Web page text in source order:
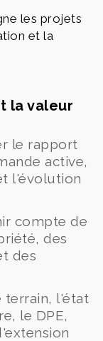
les projets
et la
la valeur
le rapport
active,
l'évolution
compte de
des
des
terrain, l'état
le DPE,